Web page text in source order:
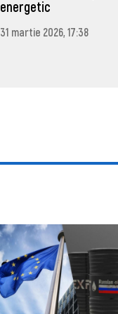
energetic
31 martie 2026, 17:38